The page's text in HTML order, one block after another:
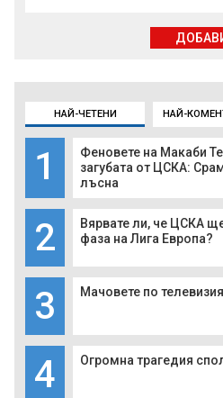
НАЙ-ЧЕТЕНИ НАЙ-
1
Феновете на Макаби
загубата от ЦСКА:
лъсна
2
Вярвате ли, че ЦСКА
фаза на Лига Европа?
3 Мачовете по
4 Огромна трагедия